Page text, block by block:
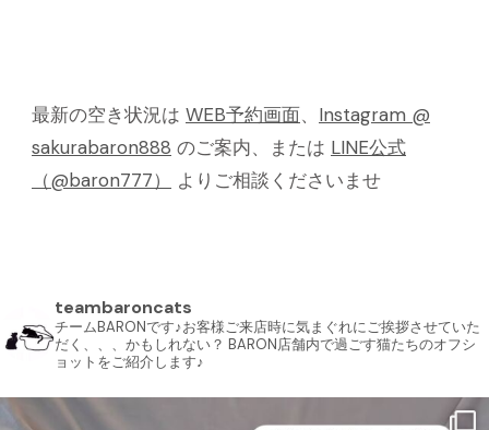
最新の空き状況は WEB予約画面、 Instagram @
sakurabaron888 のご案内、または LINE公式
（@baron777）
よりご相談くださいませ
teambaroncats
チームBARONです♪お客様ご来店時に気まぐれにご挨拶させていた
だく、、、かもしれない？ BARON店舗内で過ごす猫たちのオフシ
ョットをご紹介します♪